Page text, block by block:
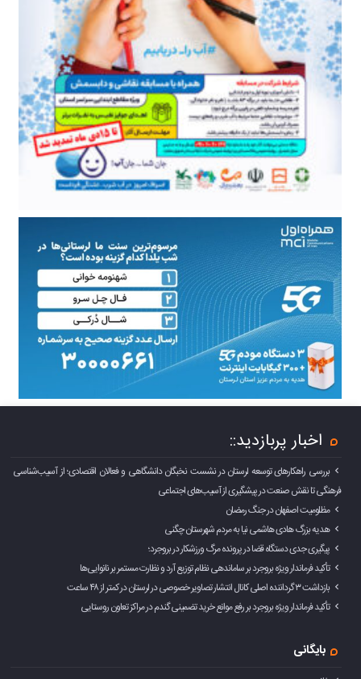
اخبار پربازدید::
بررسی راهکارهای توسعه لرستان در نشست نخبگان دانشگاهی و فعالان اقتصادی؛ از آسیب‌شناسی
فرهنگی تا نقش صنعت در پیشگیری از آسیب‌های اجتماعی
مظلومیت اصفهان در جنگ رمضان
هدیه بزرگ هادی هاشمی نیا به مردم شهرستان چگنی
پیگیری جدی دستگاه قضا در پرونده مرگ ورزشکار در بروجرد؛
تأکید فرماندار ویژه بروجرد بر ساماندهی نظام توزیع آرد و نظارت مستمر بر نانوایی‌ها
بازداشت ۳ گرداننده اصلی کانال انتشار تصاویر خصوصی در لرستان در کمتر از ۴۸ ساعت
تأکید فرماندار ویژه بروجرد بر رفع موانع خرید تضمینی گندم در مراکز تعاون روستایی
بایگانی